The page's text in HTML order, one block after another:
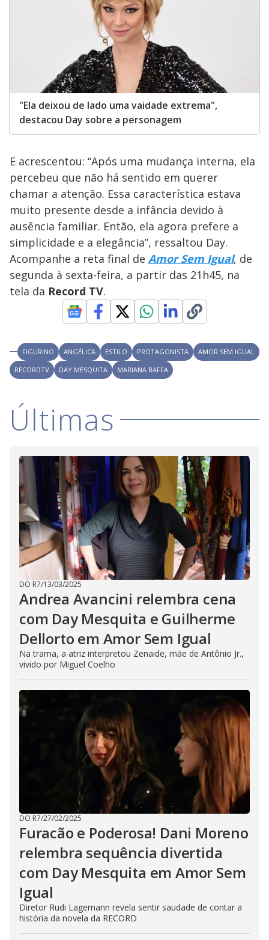
"Ela deixou de lado uma vaidade extrema",
destacou Day sobre a personagem
E acrescentou: “Após uma mudança interna, ela
percebeu que não há sentido em querer
chamar a atenção. Essa característica estava
muito presente desde a infância devido à
ausência familiar. Então, ela agora prefere a
simplicidade e a elegância”, ressaltou Day.
Acompanhe a reta final de Amor Sem Igual, de
segunda à sexta-feira, a partir das 21h45, na
tela da Record TV.
FIGURINO ANGÉLICA ESTILO PROTAGONISTA
AMOR SEM IGUAL
RECORDTV
DAY MESQUITA MARIANA BAFFA
Últimas
DO R7/13/03/2025
Andrea Avancini relembra cena
com Day Mesquita e Guilherme
Dellorto em Amor Sem Igual
Na trama, a atriz interpretou Zenaide, mãe de Antônio Jr.,
vivido por Miguel Coelho
DO R7/27/02/2025
Furacão e Poderosa! Dani Moreno
relembra sequência divertida
com Day Mesquita em Amor Sem
Igual
Diretor Rudi Lagemann revela sentir saudade de contar a
história da novela da RECORD